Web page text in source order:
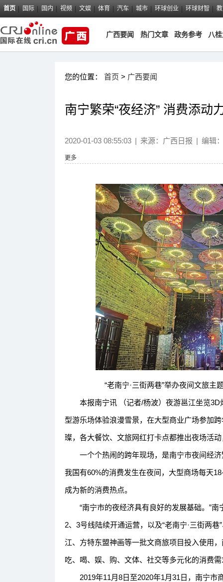
首页 国际 国内 视频 文娱 体育 汽车 城市 环球创业 环球财智
广西要闻 热门文章 政务参考 八
您的位置： 首页 > 广西要闻
南宁繁荣“夜经济” 消费添动
2020-01-03 08:55:03 | 来源： 广西日报 | 编辑
更多
“老南宁·三街两巷”举办夜间文旅主
本报南宁讯 （记者/杨波）夜游邕江坐览3D
型游乐场体验浪漫雪景，在大型商业广场参加
璨，各大餐饮、文旅网红打卡点都推出夜场活
一个个热闹的跨年现场，是南宁市夜间经济
我国有60%的消费发生在夜间，大型商场每天
成为新的消费热点。
“南宁市的夜经济具有良好的发展基础。”南
2、3号线陆续开通运营，以及“老南宁·三街两
江、方特东盟神画等一批文商旅项目投入使用
吃、喝、娱、购、文体、社交等多元化的消费
2019年11月8日至2020年1月31日，南宁市